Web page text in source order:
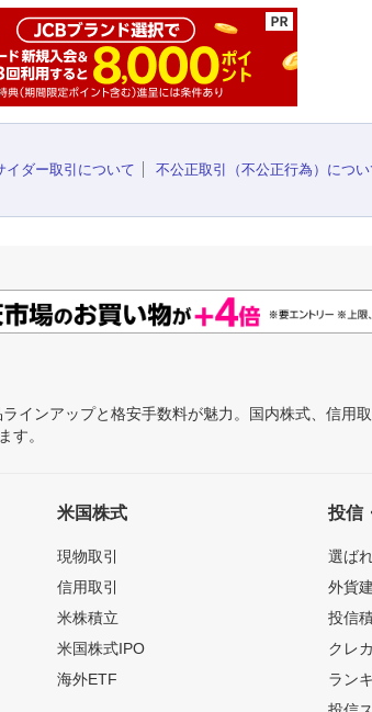
イダー取引について
不公正取引（不公正行為）につい
インアップと格安手数料が魅力。国内株式、信用
す。
米国株式
現物取引
信用取引
米株積立
米国株式IPO
海外ETF
投信
選ば
外貨
投信
クレ
ラン